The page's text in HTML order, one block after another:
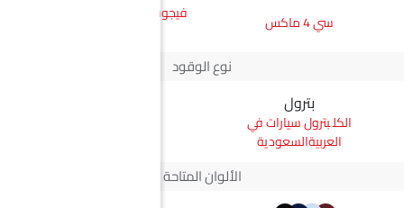
سي 4 ماكس
فيجوس جي إل ناقل أوتوماتيكي
نوع الوقود
بترول
بترول سيارات في
العربيةالسعودية
الألوان المتاحة